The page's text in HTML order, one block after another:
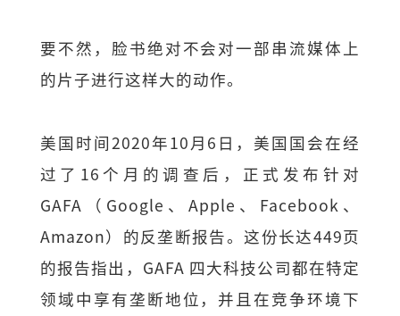
要不然，脸书绝对不会对一部串流媒体上
的片子进行这样大的动作。
美国时间2020年10月6日，美国国会在经
过了16个月的调查后，正式发布针对
GAFA（Google、Apple、Facebook、
Amazon）的反垄断报告。这份长达449页
的报告指出，GAFA 四大科技公司都在特定
领域中享有垄断地位，并且在竞争环境下